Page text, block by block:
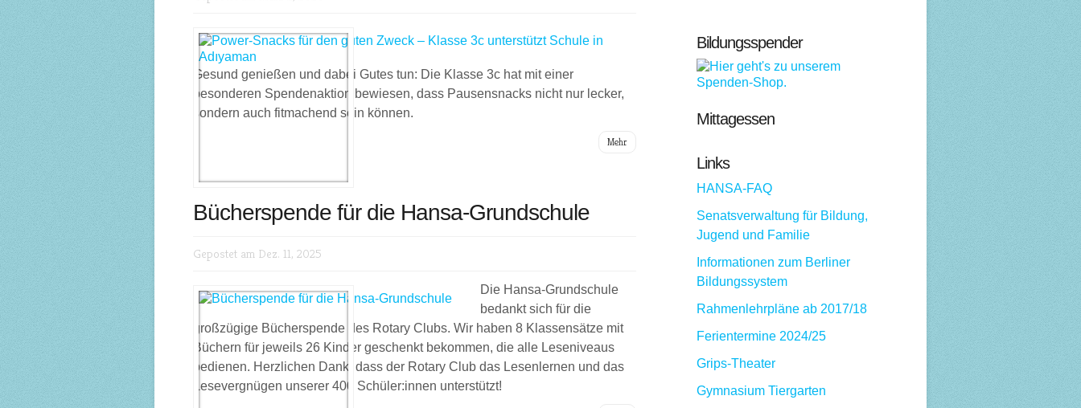
Gesund genießen und dabei Gutes tun: Die Klasse 3c hat mit einer
besonderen Spendenaktion bewiesen, dass Pausensnacks nicht nur lecker,
sondern auch fitmachend sein können.
Mehr
Bücherspende für die Hansa-Grundschule
Gepostet am Dez. 11, 2025
Die Hansa-Grundschule
bedankt sich für die
großzügige Bücherspende des Rotary Clubs. Wir haben 8 Klassensätze mit
Büchern für jeweils 26 Kinder geschenkt bekommen, die alle Leseniveaus
bedienen. Herzlichen Dank, dass der Rotary Club das Lesenlernen und das
Lesevergnügen unserer 400 Schüler:innen unterstützt!
Bildungsspender
Mittagessen
Links
HANSA-FAQ
Senatsverwaltung für Bildung,
Jugend und Familie
Informationen zum Berliner
Bildungssystem
Rahmenlehrpläne ab 2017/18
Ferientermine 2024/25
Grips-Theater
Gymnasium Tiergarten